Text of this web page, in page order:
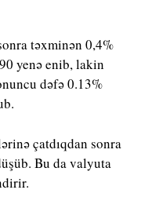
təxminən 0,4%
yenə enib, lakin
dəfə 0.13%
çatdıqdan sonra
Bu da valyuta